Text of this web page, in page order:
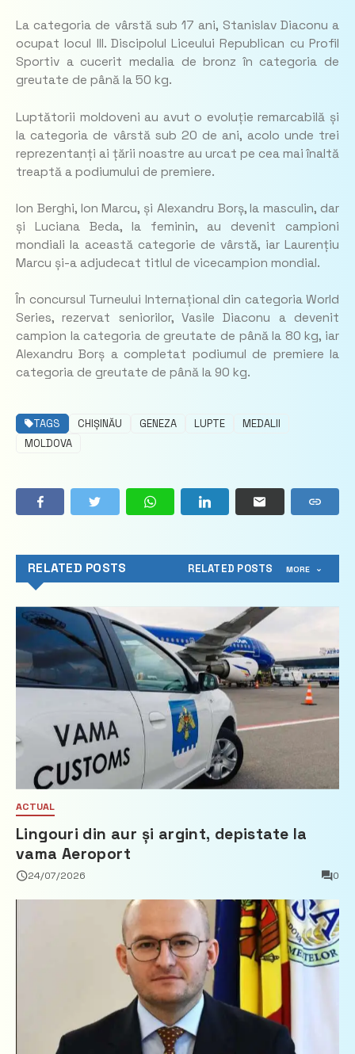
La categoria de vârstă sub 17 ani, Stanislav Diaconu a
ocupat locul III. Discipolul Liceului Republican cu Profil
Sportiv a cucerit medalia de bronz în categoria de
greutate de până la 50 kg.
Luptătorii moldoveni au avut o evoluție remarcabilă și
la categoria de vârstă sub 20 de ani, acolo unde trei
reprezentanți ai țării noastre au urcat pe cea mai înaltă
treaptă a podiumului de premiere.
Ion Berghi, Ion Marcu, și Alexandru Borș, la masculin, dar
și Luciana Beda, la feminin, au devenit campioni
mondiali la această categorie de vârstă, iar Laurențiu
Marcu și-a adjudecat titlul de vicecampion mondial.
În concursul Turneului Internațional din categoria World
Series, rezervat seniorilor, Vasile Diaconu a devenit
campion la categoria de greutate de până la 80 kg, iar
Alexandru Borș a completat podiumul de premiere la
categoria de greutate de până la 90 kg.
TAGS CHIȘINĂU GENEZA LUPTE
MEDALII
MOLDOVA
RELATED POSTS RELATED POSTS MORE
ACTUAL
Lingouri din aur și argint, depistate la
vama Aeroport
24/07/2026 0